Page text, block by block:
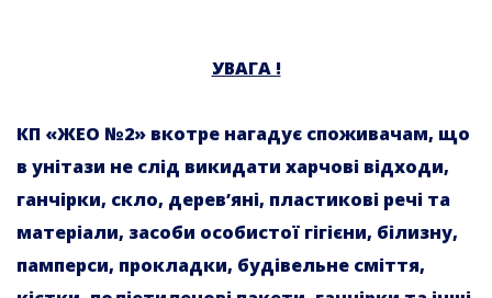
УВАГА !
КП «ЖЕО №2» вкотре нагадує споживачам, що
в унітази не слід викидати харчові відходи,
ганчірки, скло, дерев’яні, пластикові речі та
матеріали, засоби особистої гігієни, білизну,
памперси, прокладки, будівельне сміття,